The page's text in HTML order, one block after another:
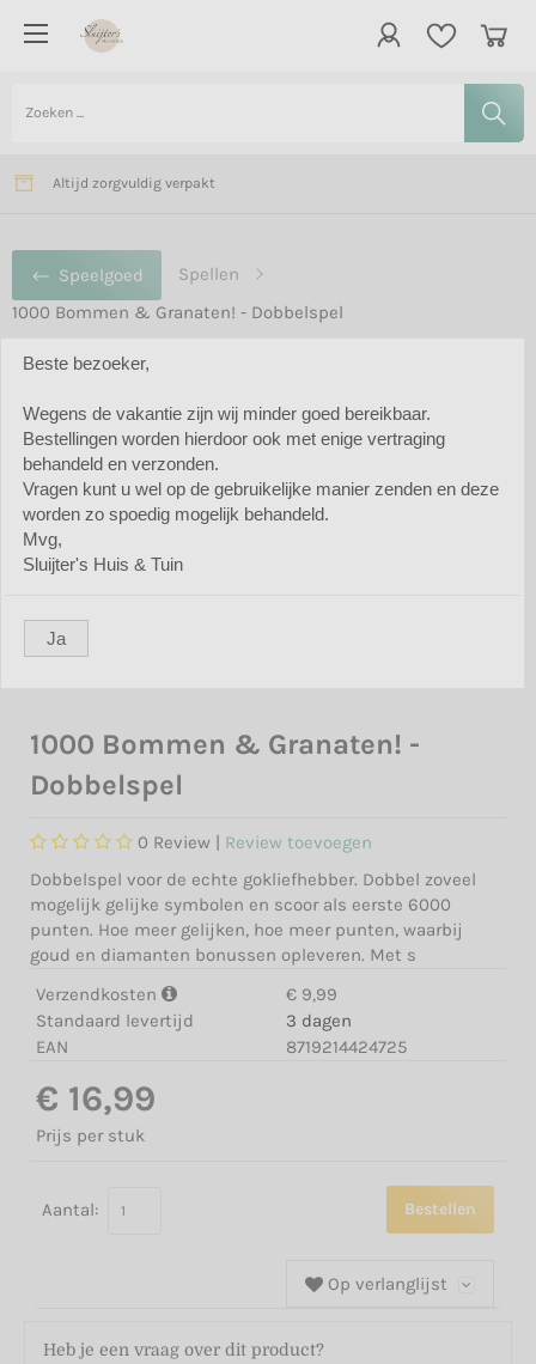
Vanaf € 75,- gratis bezorging in Nederland
Verzending meestal binnen 2 dagen
Altijd zorgvuldig verpakt
Speelgoed
Spellen
1000 Bommen & Granaten! - Dobbelspel
1000 Bommen & Granaten! -
Dobbelspel
1000 Bommen & Granaten! -
Dobbelspel
0 Review | Review toevoegen
Dobbelspel voor de echte gokliefhebber. Dobbel zoveel
mogelijk gelijke symbolen en scoor als eerste 6000
punten. Hoe meer gelijken, hoe meer punten, waarbij
goud en diamanten bonussen opleveren. Met s
Verzendkosten
€ 9,99
Standaard levertijd
3 dagen
EAN
8719214424725
€ 16,99
Prijs per stuk
Aantal: Bestellen
Op verlanglijst
Heb je een vraag over dit product?
Beste bezoeker,
Wegens de vakantie zijn wij minder goed bereikbaar.
Bestellingen worden hierdoor ook met enige vertraging
behandeld en verzonden.
Vragen kunt u wel op de gebruikelijke manier zenden en deze
worden zo spoedig mogelijk behandeld.
Mvg,
Sluijter's Huis & Tuin
Ja